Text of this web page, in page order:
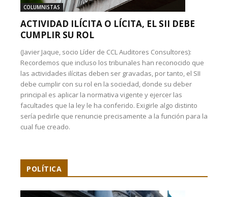
COLUMNISTAS
ACTIVIDAD ILÍCITA O LÍCITA, EL SII DEBE
CUMPLIR SU ROL
(Javier Jaque, socio Líder de CCL Auditores Consultores):
Recordemos que incluso los tribunales han reconocido que
las actividades ilícitas deben ser gravadas, por tanto, el SII
debe cumplir con su rol en la sociedad, donde su deber
principal es aplicar la normativa vigente y ejercer las
facultades que la ley le ha conferido. Exigirle algo distinto
sería pedirle que renuncie precisamente a la función para la
cual fue creado.
POLÍTICA